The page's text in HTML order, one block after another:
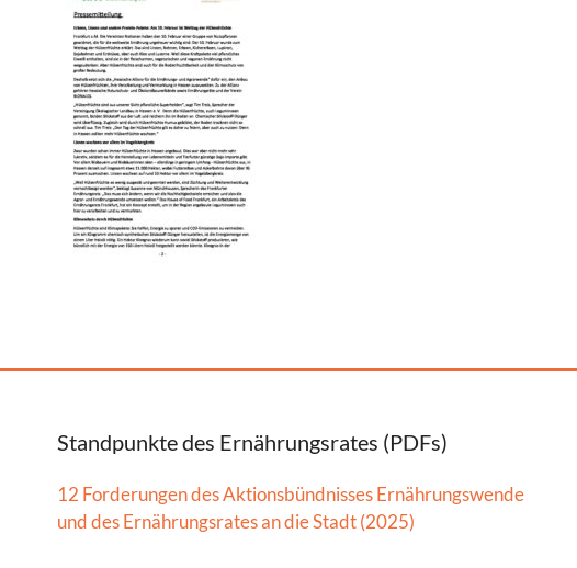
Standpunkte des Ernährungsrates (PDFs)
12 Forderungen des Aktionsbündnisses Ernährungswende
und des Ernährungsrates an die Stadt (2025)